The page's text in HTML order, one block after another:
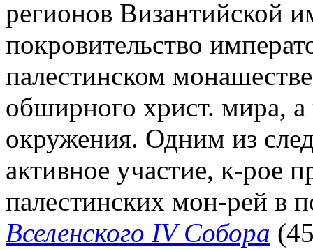
регионов Византийской
покровительство
палестинском
обширного христ. мира, а
окружения. Одним из
активное участие, к-рое
палестинских мон-рей в
Вселенского IV Собора